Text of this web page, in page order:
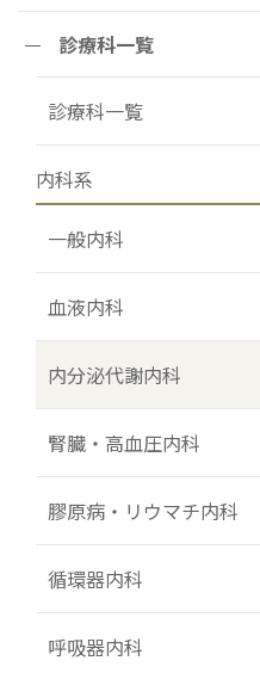
診療科一覧
診療科一覧
内科系
一般内科
血液内科
内分泌代謝内科
腎臓・高血圧内科
膠原病・リウマチ内科
循環器内科
呼吸器内科